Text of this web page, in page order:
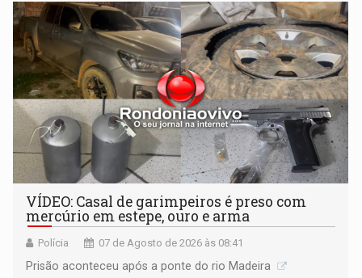
VÍDEO: Casal de garimpeiros é preso com
mercúrio em estepe, ouro e arma
Polícia 07 de Agosto de 2026 às 08:41
Prisão aconteceu após a ponte do rio Madeira